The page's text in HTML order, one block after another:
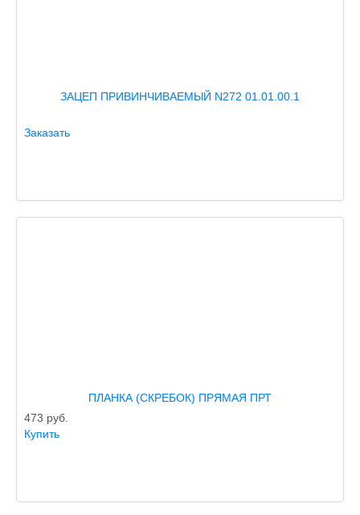
ЗАЦЕП ПРИВИНЧИВАЕМЫЙ N272 01.01.00.1
Заказать
ПЛАНКА (СКРЕБОК) ПРЯМАЯ ПРТ
473 руб.
Купить